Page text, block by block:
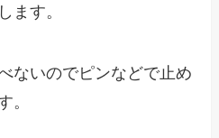
ます。
ないのでピンなどで止め
。